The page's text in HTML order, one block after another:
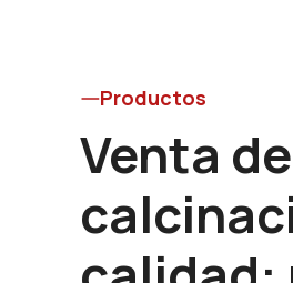
Productos
Venta